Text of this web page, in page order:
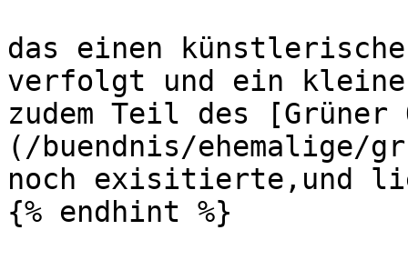
das einen
verfolgt und ein
zudem Teil des [Grüner
(/buendnis/ehemalige/
noch exisitierte,und
{% endhint %}